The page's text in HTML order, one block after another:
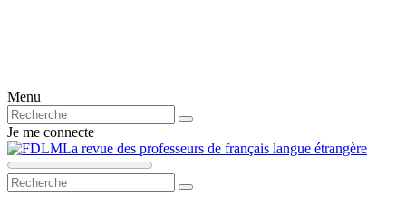
Menu
Je me connecte
La revue des professeurs de français langue étrangère